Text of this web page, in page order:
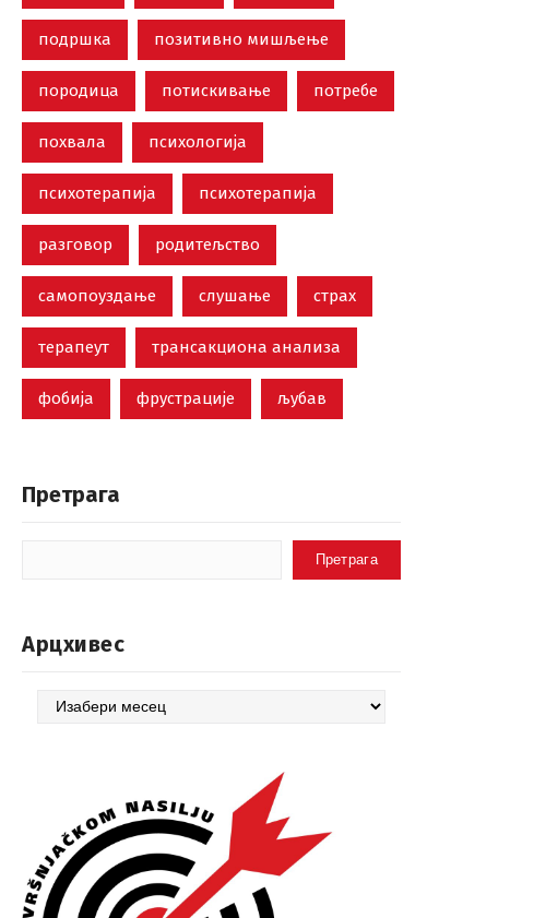
подршка позитивно мишљење
породица потискивање потребе
похвала психологија
психотерапија психотерапија
разговор родитељство
самопоуздање слушање страх
терапеут трансакциона анализа
фобија фрустрације љубав
Претрага
Претрага
Арцхивес
Арцхивес